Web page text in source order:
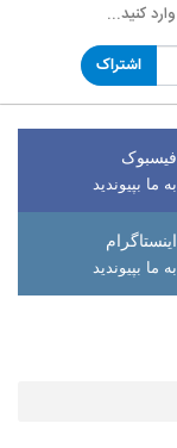
کنید...
اشتراک
فیسبوک
به ما بپیوندید
اینستاگرام
به ما بپیوندید